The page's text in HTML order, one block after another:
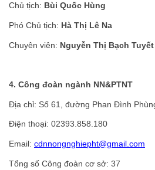
Chủ tịch: Bùi Quốc Hùng
Phó Chủ tịch: Hà Thị Lê Na
Chuyên viên: Nguyễn Thị Bạch Tuyết
4. Công đoàn ngành NN&PTNT
Địa chỉ: Số 61, đường Phan Đình
Điện thoại: 02393.858.180
Email: cdnnongnghiepht@gmail.com
Tổng số Công đoàn cơ sở: 37